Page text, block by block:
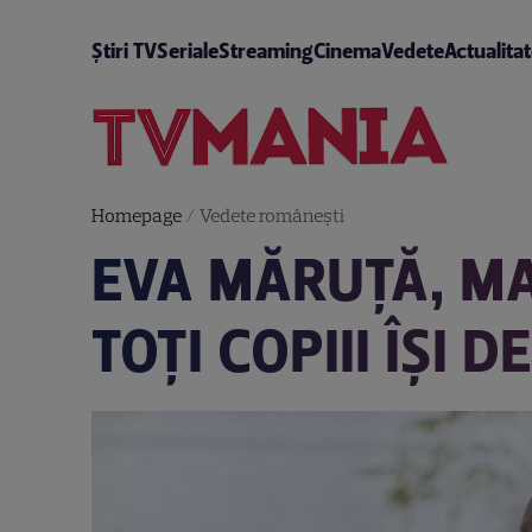
Știri TVSerialeStreamingCinemaVedete
Homepage/ Vedete româneşti
EVA MĂRUȚĂ,
TOȚI COPIII ÎȘI